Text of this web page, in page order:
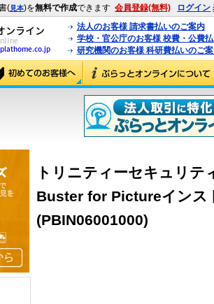
(見本)を無料で作成できます 会員登録(無料) ログイン
法人のお客様 請求書払いのご案内
学校・官公庁のお客様 校費・公費
研究機関のお客様 科研費払いのご
トリニティーセキュリ
Buster for Pictureインス
(PBIN06001000)